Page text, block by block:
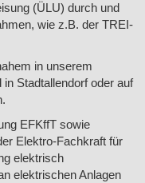
(ÜLU) durch und
wie z.B. der TREI-
in unserem
Stadtallendorf oder auf
EFKffT sowie
Elektro-Fachkraft für
elektrisch
elektrischen Anlagen